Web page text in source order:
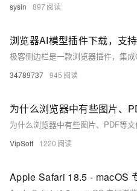
sysin 897
34789737 945
为什么浏览器中有些图片、PDF等
VipSoft 1220